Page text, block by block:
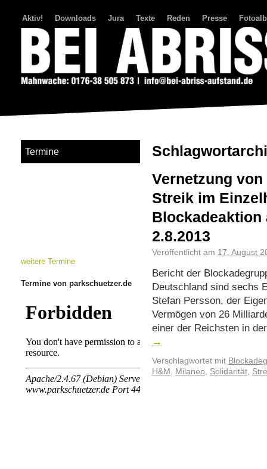
Aktiv! Downloads Jura Texte Reden Presse
Vernetzung
Streik im
Blockadeaktion
2.8.2013
Veröffentlicht am 17. August
Bericht der
Deutschland sind sechs
Stefan Persson, der
Vermögen von 26
einer der Reichsten in
→
Verschlagwortet mit
H&M , Milaneo, Solidarität,
Termine
weitere Termine
Termine von parkschuetzer.de